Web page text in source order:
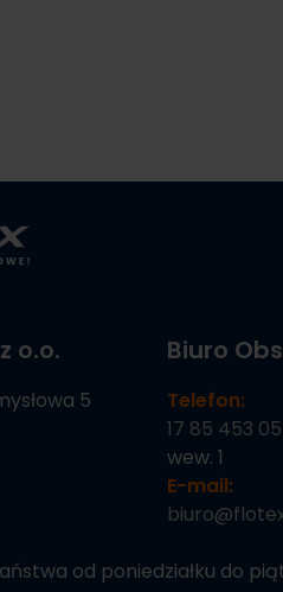
o.o.
5
Biuro
Telefon:
17 85 453 05
wew. 1
E-mail:
od poniedziałku do